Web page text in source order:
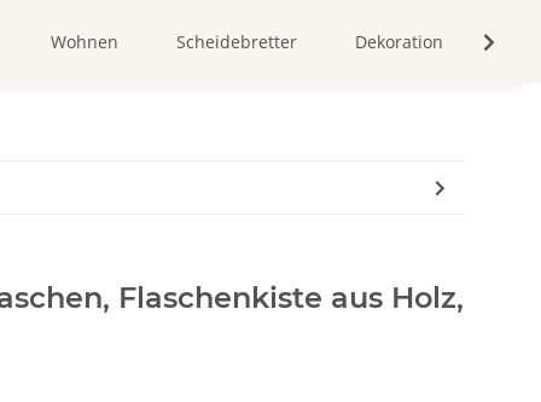
Wohnen Scheidebretter Dekoration
Flaschenkiste aus Holz,